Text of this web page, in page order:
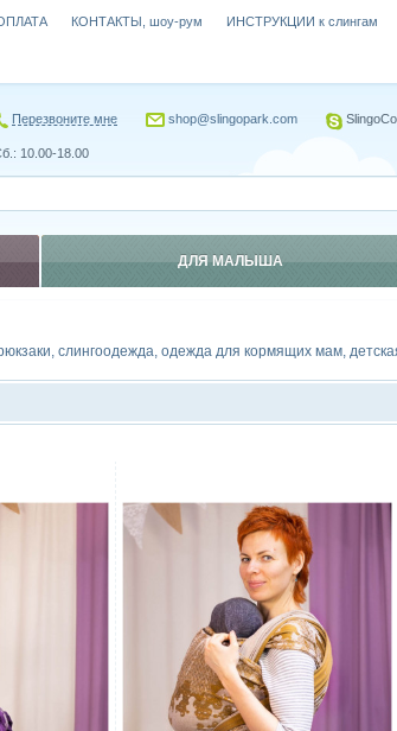
слингоодежда, одежда для кормящих мам,
КОНТАКТЫ, шоу-рум ИНСТРУКЦИИ к слингам
Перезвоните мне shop@slingopark.com
10.00-18.00
ДЛЯ МАЛЫША